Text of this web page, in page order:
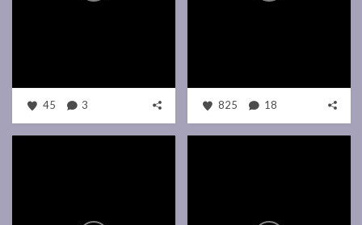
45 3 825 18